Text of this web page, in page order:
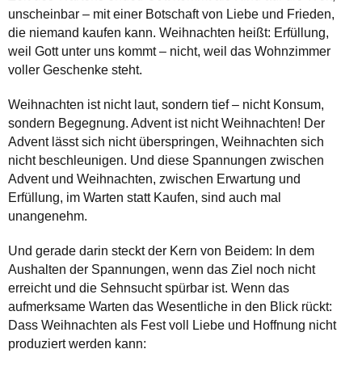
unscheinbar – mit einer Botschaft von Liebe und Frieden,
die niemand kaufen kann. Weihnachten heißt: Erfüllung,
weil Gott unter uns kommt – nicht, weil das Wohnzimmer
voller Geschenke steht.
Weihnachten ist nicht laut, sondern tief – nicht Konsum,
sondern Begegnung. Advent ist nicht Weihnachten! Der
Advent lässt sich nicht überspringen, Weihnachten sich
nicht beschleunigen. Und diese Spannungen zwischen
Advent und Weihnachten, zwischen Erwartung und
Erfüllung, im Warten statt Kaufen, sind auch mal
unangenehm.
Und gerade darin steckt der Kern von Beidem: In dem
Aushalten der Spannungen, wenn das Ziel noch nicht
erreicht und die Sehnsucht spürbar ist. Wenn das
aufmerksame Warten das Wesentliche in den Blick rückt:
Dass Weihnachten als Fest voll Liebe und Hoffnung nicht
produziert werden kann: